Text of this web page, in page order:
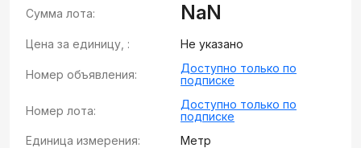
Сумма лота: NaN
Цена за единицу, : Не указано
Номер объявления:
Доступно только по
подписке
Номер лота:
Доступно только по
подписке
Единица измерения:
Метр